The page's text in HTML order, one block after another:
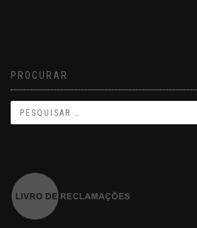
PROCURAR